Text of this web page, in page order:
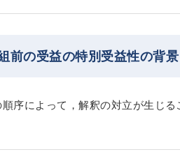
前の受益の特別受益性の背
序によって，解釈の対立が生じ